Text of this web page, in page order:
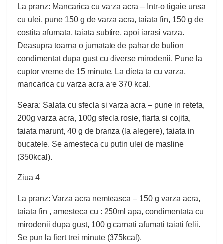
La pranz: Mancarica cu varza acra – Intr-o tigaie unsa
cu ulei, pune 150 g de varza acra, taiata fin, 150 g de
costita afumata, taiata subtire, apoi iarasi varza.
Deasupra toarna o jumatate de pahar de bulion
condimentat dupa gust cu diverse mirodenii. Pune la
cuptor vreme de 15 minute. La dieta ta cu varza,
mancarica cu varza acra are 370 kcal.
Seara: Salata cu sfecla si varza acra – pune in reteta,
200g varza acra, 100g sfecla rosie, fiarta si cojita,
taiata marunt, 40 g de branza (la alegere), taiata in
bucatele. Se amesteca cu putin ulei de masline
(350kcal).
Ziua 4
La pranz: Varza acra nemteasca – 150 g varza acra,
taiata fin , amesteca cu : 250ml apa, condimentata cu
mirodenii dupa gust, 100 g carnati afumati taiati felii.
Se pun la fiert trei minute (375kcal).